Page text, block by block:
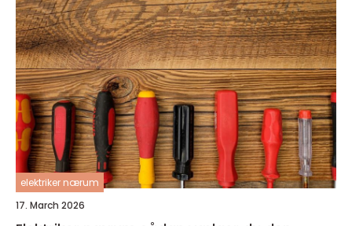
elektriker nærum
17. March 2026